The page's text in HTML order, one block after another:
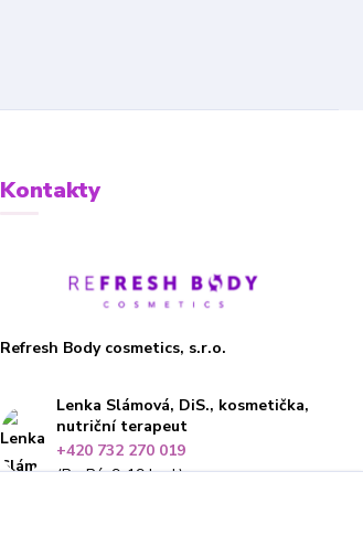
Kontakty
Refresh Body cosmetics, s.r.o.
Lenka Slámová, DiS., kosmetička,
nutriční terapeut
+420 732 270 019
(Po-Pá, 9-19 hod.)